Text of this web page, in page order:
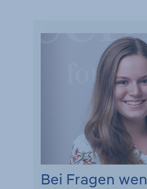
Bei Fragen